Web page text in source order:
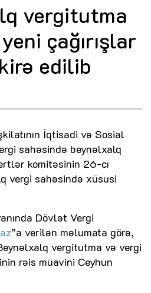
vergitutma
çağırışlar
edilib
İqtisadi və Sosial
sahəsində beynəlxalq
komitəsinin 26-cı
vergi sahəsində xüsusi
Dövlət Vergi
”a verilən məlumata görə,
vergitutma və vergi
rəis müavini Ceyhun